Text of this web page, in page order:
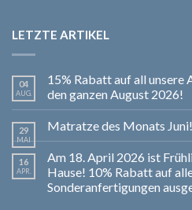
LETZTE ARTIKEL
04
AUG.
15% Rabatt auf all unsere
den ganzen August 2026!
29
MAI
Matratze des Monats Juni!
16
APR.
Am 18. April 2026 ist
Hause! 10% Rabatt auf
Sonderanfertigungen